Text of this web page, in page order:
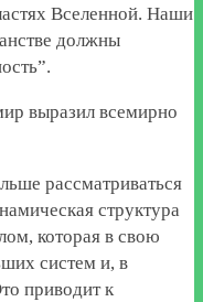
Вселенной. Наши
должны
выразил всемирно
рассматриваться
структура
которая в свою
систем и, в
приводит к